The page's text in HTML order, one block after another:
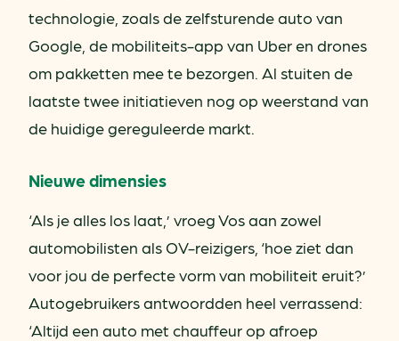
technologie, zoals de zelfsturende auto van
Google, de mobiliteits-app van Uber en drones
om pakketten mee te bezorgen. Al stuiten de
laatste twee initiatieven nog op weerstand van
de huidige gereguleerde markt.
Nieuwe dimensies
‘Als je alles los laat,’ vroeg Vos aan zowel
automobilisten als OV-reizigers, ‘hoe ziet dan
voor jou de perfecte vorm van mobiliteit eruit?’
Autogebruikers antwoordden heel verrassend:
‘Altijd een auto met chauffeur op afroep